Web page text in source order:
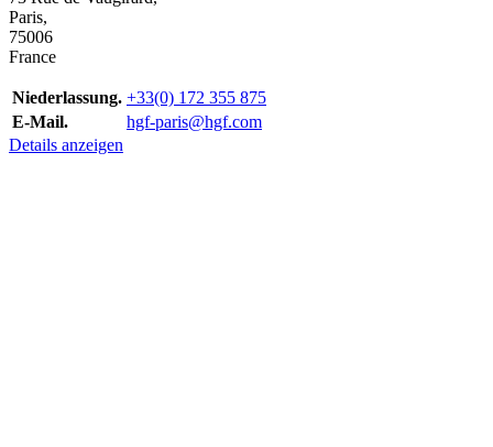
Paris,
75006
France
Niederlassung. +33(0) 172 355 875
E-Mail.
hgf-paris@hgf.com
Details anzeigen